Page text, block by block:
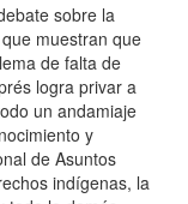
sobre la
muestran que
de falta de
logra privar a
un andamiaje
y
de Asuntos
indígenas, la